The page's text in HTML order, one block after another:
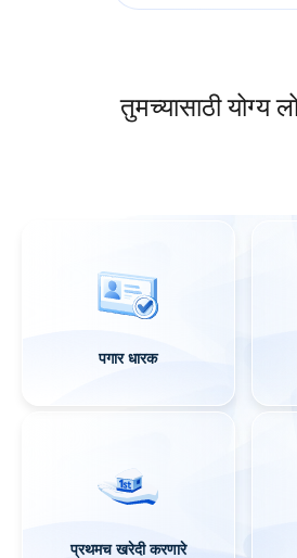
तुमच्यासाठी योग्य
पगार धारक
प्रथमच खरेदी करणारे